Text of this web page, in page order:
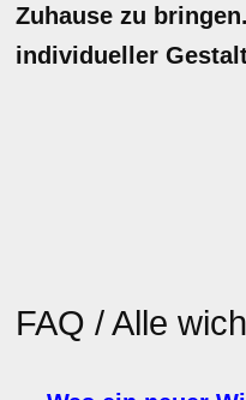
Zuhause zu
individueller
FAQ / Alle